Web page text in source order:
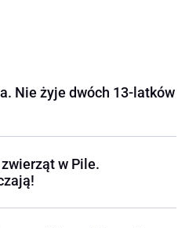
Nie żyje dwóch 13-latków
w Pile.